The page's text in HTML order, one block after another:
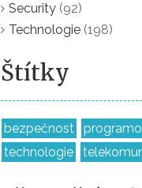
Security (92)
Technologie (198)
Štítky
bezpečnost
technologie